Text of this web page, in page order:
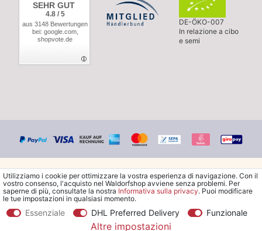
SEHR GUT
4.8 / 5
aus 3148 Bewertungen
bei: google.com,
shopvote.de
DE-ÖKO-007
In relazione a cibo
e semi
© Copyright 2026 Waldorfshop |Tutti i diritti riservati.
Utilizziamo i cookie per ottimizzare la vostra esperienza di navigazione. Con il
vostro consenso, l'acquisto nel Waldorfshop avviene senza problemi. Per
saperne di più, consultate la nostra Informativa sulla privacy. Puoi modificare
le tue impostazioni in qualsiasi momento.
Essenziale DHL Preferred Delivery Funzionale
Altre impostazioni